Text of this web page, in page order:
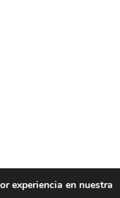
experiencia en nuestra